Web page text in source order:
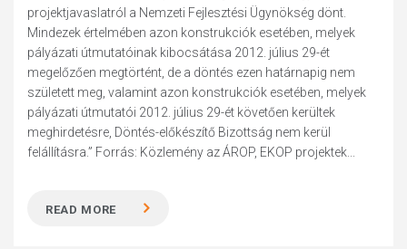
projektjavaslatról a Nemzeti Fejlesztési Ügynökség dönt.
Mindezek értelmében azon konstrukciók esetében, melyek
pályázati útmutatóinak kibocsátása 2012. július 29-ét
megelőzően megtörtént, de a döntés ezen határnapig nem
született meg, valamint azon konstrukciók esetében, melyek
pályázati útmutatói 2012. július 29-ét követően kerültek
meghirdetésre, Döntés-előkészítő Bizottság nem kerül
felállításra.” Forrás: Közlemény az ÁROP, EKOP projektek...
READ MORE